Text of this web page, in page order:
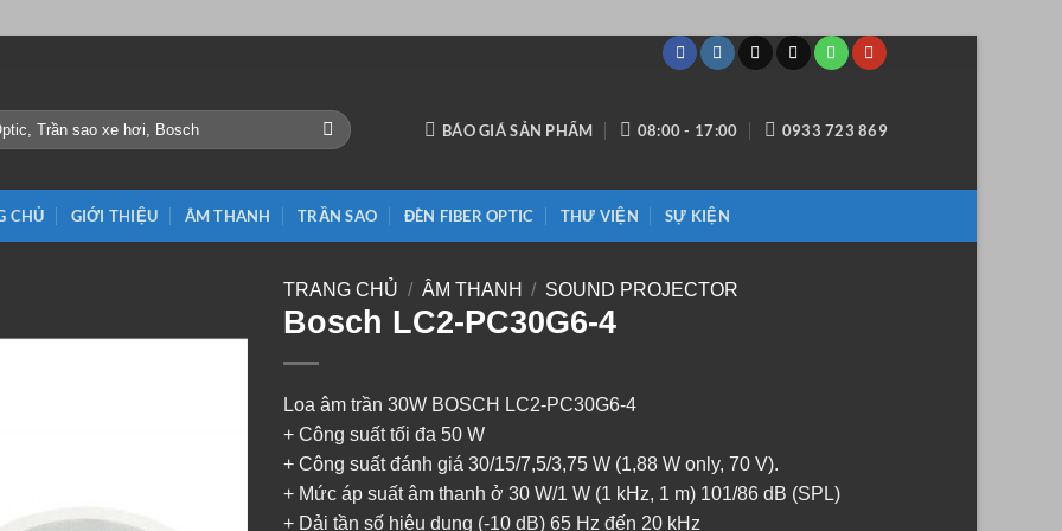
BÁO GIÁ SẢN PHẨM 08:00 - 17:00 0933 723 869
CHỦ GIỚI THIỆU ÂM THANH TRẦN SAO ĐÈN FIBER OPTIC THƯ VIỆN SỰ KIỆN
TRANG CHỦ / ÂM THANH / SOUND PROJECTOR
Bosch LC2-PC30G6-4
Loa âm trần 30W BOSCH LC2-PC30G6-4
+ Công suất tối đa 50 W
+ Công suất đánh giá 30/15/7,5/3,75 W (1,88 W only, 70 V).
+ Mức áp suất âm thanh ở 30 W/1 W (1 kHz, 1 m) 101/86 dB (SPL)
+ Dải tần số hiệu dụng (-10 dB) 65 Hz đến 20 kHz